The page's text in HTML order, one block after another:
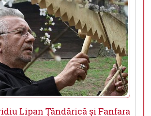
Lipan Țăndărică și Fanfara